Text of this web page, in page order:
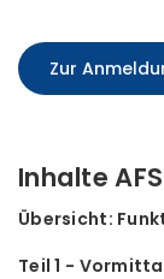
Zur
Inhalte
Übersicht:
Teil 1 -